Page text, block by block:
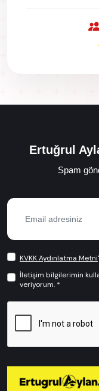
Ertuğrul
Spam
KVKK Aydınlatma Metni
İletişim bilgilerimin
veriyorum. *